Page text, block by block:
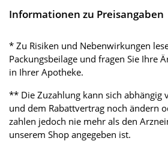
Informationen zu Preisangaben
* Zu Risiken und Nebenwirkungen
Packungsbeilage und fragen Sie Ihre
in Ihrer Apotheke.
** Die Zuzahlung kann sich abhängig
und dem Rabattvertrag noch ändern
zahlen jedoch nie mehr als den
unserem Shop angegeben ist.